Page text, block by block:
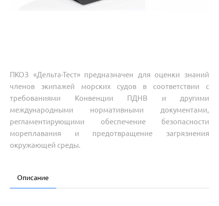
ПКОЗ «Дельта-Тест» предназначен для оценки знаний
членов экипажей морских судов в соответствии с
требованиями Конвенции ПДНВ и другими
международными нормативными документами,
регламентирующими обеспечение безопасности
мореплавания и предотвращение загрязнения
окружающей среды.
Описание